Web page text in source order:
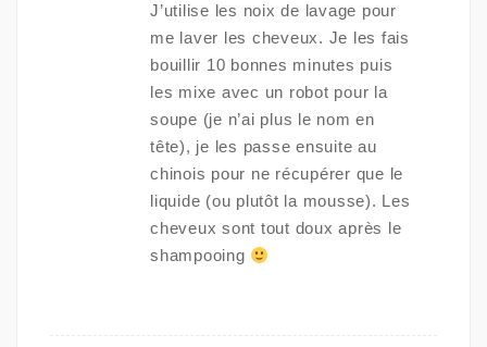
J’utilise les noix de lavage pour
me laver les cheveux. Je les fais
bouillir 10 bonnes minutes puis
les mixe avec un robot pour la
soupe (je n’ai plus le nom en
tête), je les passe ensuite au
chinois pour ne récupérer que le
liquide (ou plutôt la mousse). Les
cheveux sont tout doux après le
shampooing